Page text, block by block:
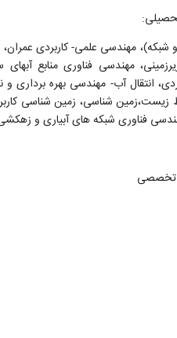
مهندسی علمی- کاربردی
مهندسی فناوری منابع
انتقال آب- مهندسی بهره
شناسی، زمین شناسی
فناوری شبکه های آبیاری و
تخصصی